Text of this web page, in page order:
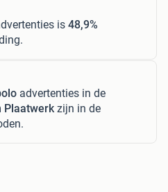
is 48,9%
advertenties in de
Plaatwerkzijn in de